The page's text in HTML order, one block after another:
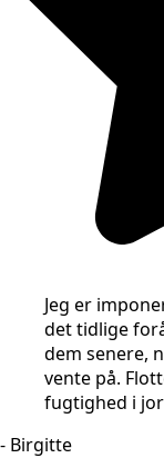
Jeg er
det tidlige
dem senere,
vente på.
fugtighed i
- Birgitte